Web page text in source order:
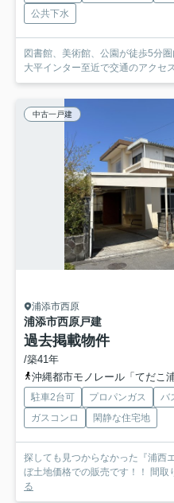
公共下水
図書館、美術館、公園が徒歩5分圏
大平インター至近で交通のアクセ
中古一戸建
浦添市西原
浦添市西原戸建
過去掲載物件
/築41年
沖縄都市モノレール「てだこ
駐車2台可 プロパンガス バ
ガスコンロ
閑静な住宅地
探しても見つからなかった『浦西
ぼ土地価格での販売です！！ 間取
る